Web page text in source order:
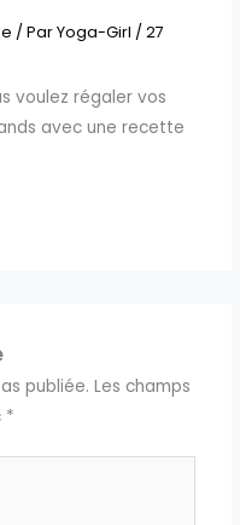
/ ParYoga-Girl / 27
voulez régaler vos
avec une recette
publiée. Les champs
*